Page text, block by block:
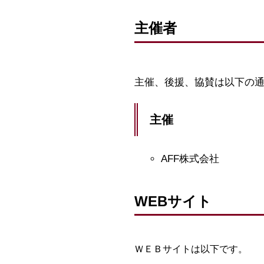
主催者
主催、後援、協賛は以下の通
主催
AFF株式会社
WEBサイト
ＷＥＢサイトは以下です。